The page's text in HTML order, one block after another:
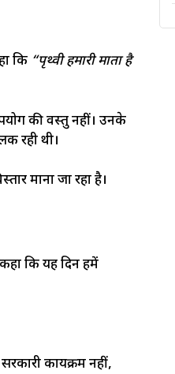
कि “पृथ्वी हमारी माता है
की वस्तु नहीं। उनके
रही थी।
माना जा रहा है।
कि यह दिन हमें
कार्यक्रम नहीं,